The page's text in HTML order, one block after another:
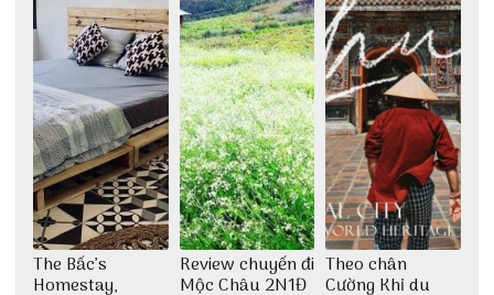
The Bấc’s
Homestay,
Review chuyến đi
Mộc Châu 2N1Đ
Theo chân
Cường Khỉ du